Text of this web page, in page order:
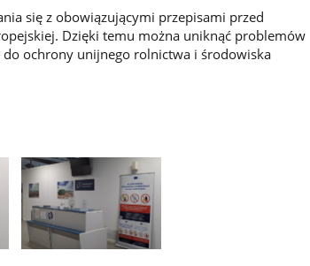
się z obowiązującymi przepisami przed
Dzięki temu można uniknąć problemów
ochrony unijnego rolnictwa i środowiska